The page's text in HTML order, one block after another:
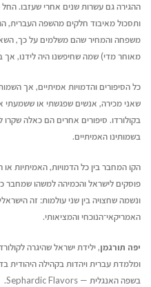
ההגירה גם עשרות שנים אחרי שעזבו.
ותסכול מאיבוד חלקים מהשפה העברית,
משפחה והמחיר שהם משלמים על כך,
מאוחר מדי) שמה שחיפשנו היה לידנו, אך
כל הסיפורים והדמויות אמיתיים, אך
שאני מכירה, אנשים שפגשתי או ששמעתי
בקולורדו. סיפורים אחרים הם כאלה
בשמותינו האמיתיים.
הקו המחבר בין כל הדמויות, האמיתיות
פוסקים לישראל והכמיהה למשהו שמחבר
ונשמה שחצויה בין שני עולמות: זה
האמריקאי־הנוכחי והמציאותי.
יפה תורגמן, ילידת ישראל שהיגרה
ומלמדת עברית ויהדות בקהילה היהודית
בשפה האנגלית — Sephardic Flavors.